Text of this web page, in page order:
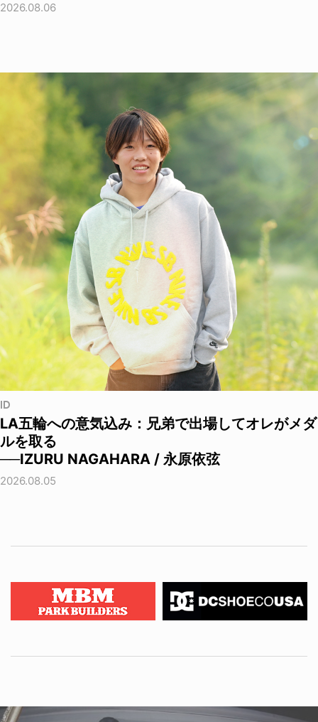
2026.08.06
ID
LA五輪への意気込み：兄弟で出場してオレがメダ
ルを取る
──IZURU NAGAHARA / 永原依弦
2026.08.05